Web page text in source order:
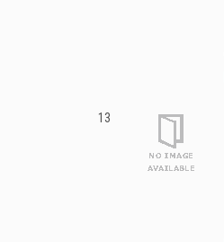
13